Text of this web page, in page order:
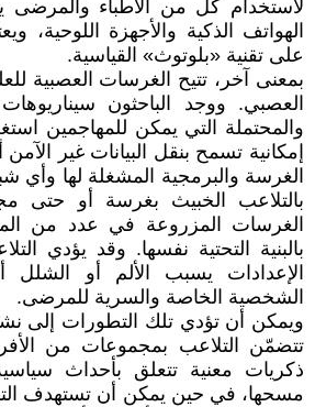
لاستخدام كل من الأطباء والمرضى
الهواتف الذكية والأجهزة اللوحية،
على تقنية «بلوتوث» القياسية.
بمعنى آخر، تتيح الغرسات العصبية
العصبي. ووجد الباحثون
والمحتملة التي يمكن للمهاجمين
إمكانية تسمح بنقل البيانات غير
الغرسة والبرمجية المشغلة لها وأي
بالتلاعب الخبيث بغرسة أو حتى
الغرسات المزروعة في عدد من
بالبنية التحتية نفسها. وقد يؤدي
الإعدادات يسبب الألم أو الشلل
الشخصية الخاصة والسرية للمرضى.
ويمكن أن تؤدي تلك التطورات إلى
تتضمّن التلاعب بمجموعات من
ذكريات معنية تتعلق بأحداث
مسحها، في حين يمكن أن تستهدف